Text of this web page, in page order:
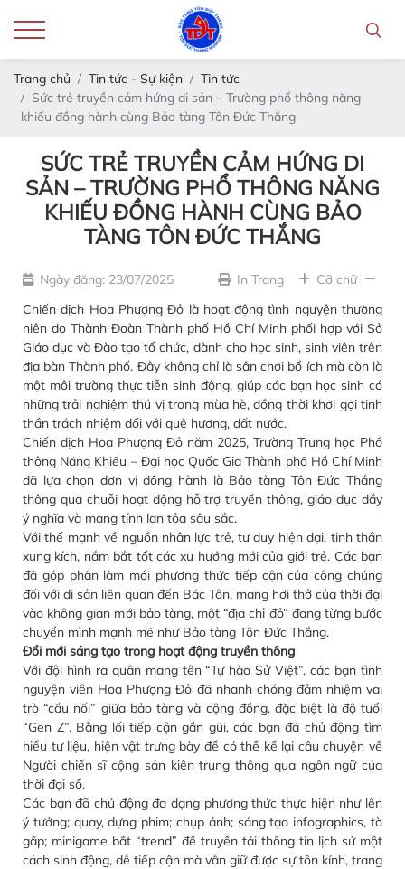
Trang chủ Tin tức - Sự kiện
Tin tức
Sức trẻ truyền cảm hứng di sản – Trường phổ thông năng
khiếu đồng hành cùng Bảo tàng Tôn Đức Thắng
SỨC TRẺ TRUYỀN CẢM HỨNG DI
SẢN – TRƯỜNG PHỔ THÔNG NĂNG
KHIẾU ĐỒNG HÀNH CÙNG BẢO
TÀNG TÔN ĐỨC THẮNG
Ngày đăng: 23/07/2025 In Trang
Cỡ chữ
Chiến dịch Hoa Phượng Đỏ là hoạt động tình nguyện thường
niên do Thành Đoàn Thành phố Hồ Chí Minh phối hợp với Sở
Giáo dục và Đào tạo tổ chức, dành cho học sinh, sinh viên trên
địa bàn Thành phố. Đây không chỉ là sân chơi bổ ích mà còn là
một môi trường thực tiễn sinh động, giúp các bạn học sinh có
những trải nghiệm thú vị trong mùa hè, đồng thời khơi gợi tinh
thần trách nhiệm đối với quê hương, đất nước.
Chiến dịch Hoa Phượng Đỏ năm 2025, Trường Trung học Phổ
thông Năng Khiếu – Đại học Quốc Gia Thành phố Hồ Chí Minh
đã lựa chọn đơn vị đồng hành là Bảo tàng Tôn Đức Thắng
thông qua chuỗi hoạt động hỗ trợ truyền thông, giáo dục đầy
ý nghĩa và mang tính lan tỏa sâu sắc.
Với thế mạnh về nguồn nhân lực trẻ, tư duy hiện đại, tinh thần
xung kích, nắm bắt tốt các xu hướng mới của giới trẻ. Các bạn
đã góp phần làm mới phương thức tiếp cận của công chúng
đối với di sản liên quan đến Bác Tôn, mang hơi thở của thời đại
vào không gian mới bảo tàng, một “địa chỉ đỏ” đang từng bước
chuyển mình mạnh mẽ như Bảo tàng Tôn Đức Thắng.
Đổi mới sáng tạo trong hoạt động truyền thông
Với đội hình ra quân mang tên “Tự hào Sử Việt”, các bạn tình
nguyện viên Hoa Phượng Đỏ đã nhanh chóng đảm nhiệm vai
trò “cầu nối” giữa bảo tàng và cộng đồng, đặc biệt là độ tuổi
“Gen Z”. Bằng lối tiếp cận gần gũi, các bạn đã chủ động tìm
hiểu tư liệu, hiện vật trưng bày để có thể kể lại câu chuyện về
Người chiến sĩ cộng sản kiên trung thông qua ngôn ngữ của
thời đại số.
Các bạn đã chủ động đa dạng phương thức thực hiện như lên
ý tưởng; quay, dựng phim; chụp ảnh; sáng tạo infographics, tờ
gấp; minigame bắt “trend” để truyền tải thông tin lịch sử một
cách sinh động, dễ tiếp cận mà vẫn giữ được sự tôn kính, trang